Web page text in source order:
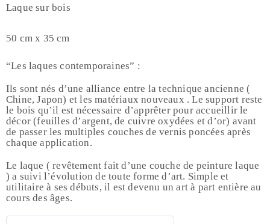
Laque sur bois
50 cm x 35 cm
“Les laques contemporaines” :
Ils sont nés d’une alliance entre la technique ancienne (
Chine, Japon) et les matériaux nouveaux . Le support reste
le bois qu’il est nécessaire d’apprêter pour accueillir le
décor (feuilles d’argent, de cuivre oxydées et d’or) avant
de passer les multiples couches de vernis poncées après
chaque application.
Le laque ( revêtement fait d’une couche de peinture laque
) a suivi l’évolution de toute forme d’art. Simple et
utilitaire à ses débuts, il est devenu un art à part entière au
cours des âges.